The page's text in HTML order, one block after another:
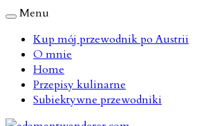
Menu
Kup mój przewodnik po Austrii
O mnie
Home
Przepisy kulinarne
Subiektywne przewodniki